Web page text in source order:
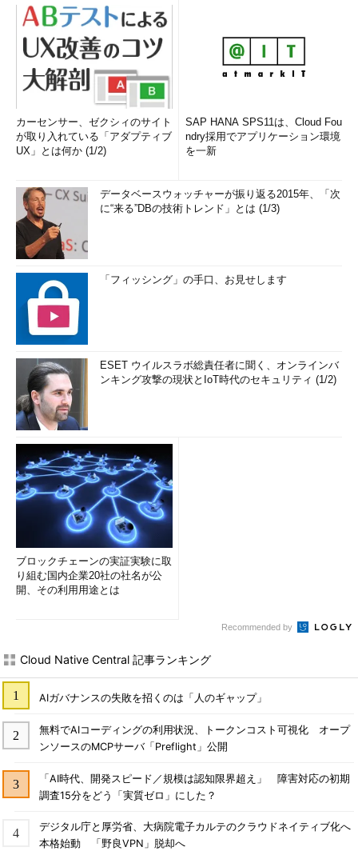
カーセンサー、ゼクシィのサイト
が取り入れている「アダプティブ
UX」とは何か (1/2)
SAP HANA SPS11は、Cloud Fou
ndry採用でアプリケーション環境
を一新
データベースウォッチャーが振り返る2015年、「次
に“来る”DBの技術トレンド」とは (1/3)
「フィッシング」の手口、お見せします
ESET ウイルスラボ総責任者に聞く、オンラインバ
ンキング攻撃の現状とIoT時代のセキュリティ (1/2)
ブロックチェーンの実証実験に取
り組む国内企業20社の社名が公
開、その利用用途とは
Recommended by
Cloud Native Central 記事ランキング
AIガバナンスの失敗を招くのは「人のギャップ」
無料でAIコーディングの利用状況、トークンコスト可視化 オープ
ンソースのMCPサーバ「Preflight」公開
「AI時代、開発スピード／規模は認知限界超え」 障害対応の初期
調査15分をどう「実質ゼロ」にした？
デジタル庁と厚労省、大病院電子カルテのクラウドネイティブ化へ
本格始動 「野良VPN」脱却へ